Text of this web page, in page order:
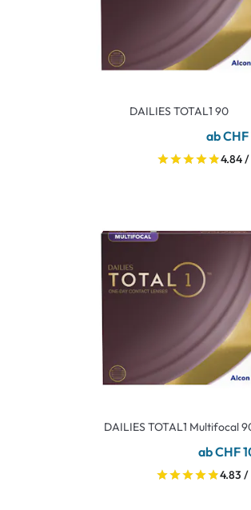
DAILIES TOTAL1 90
ab
4.84 /
DAILIES TOTAL1 Multifocal
ab CHF
4.83 /